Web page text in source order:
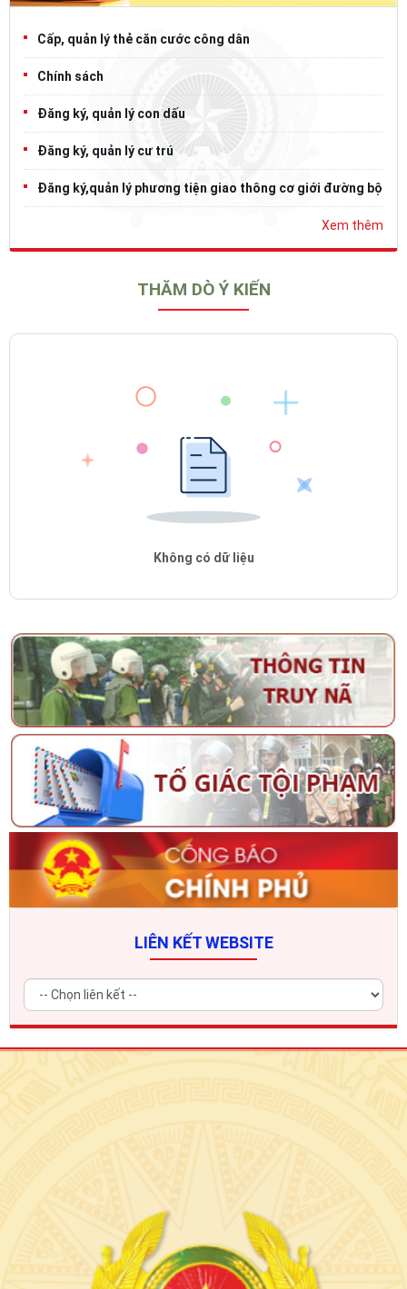
Cấp, quản lý thẻ căn cước công dân
Chính sách
Đăng ký, quản lý con dấu
Đăng ký, quản lý cư trú
Đăng ký,quản lý phương tiện giao thông cơ giới đường bộ
Xem thêm
THĂM DÒ Ý KIẾN
Không có dữ liệu
LIÊN KẾT WEBSITE